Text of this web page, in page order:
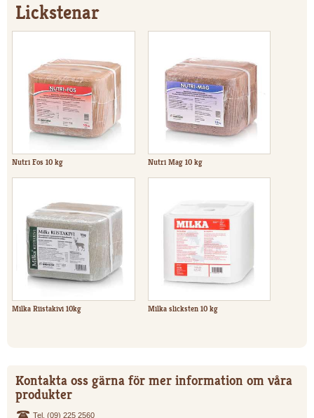
Lickstenar
Nutri Fos 10 kg Nutri Mag 10 kg
Milka Riistakivi 10kg Milka slicksten 10 kg
Kontakta oss gärna för mer information om våra
produkter
Tel. (09) 225 2560